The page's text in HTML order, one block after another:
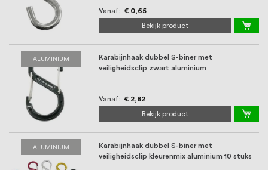
Vanaf € 0,65
Bekijk product
ALUMINIUM
Karabijnhaak dubbel S-biner met
veiligheidsclip zwart aluminium
Vanaf € 2,82
Bekijk product
ALUMINIUM
Karabijnhaak dubbel S-biner met
veiligheidsclip kleurenmix aluminium 10 stuks